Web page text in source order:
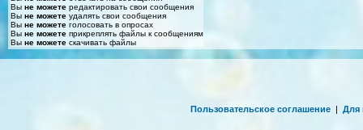
Вы не можете редактировать свои сообщения
Вы не можете удалять свои сообщения
Вы не можете голосовать в опросах
Вы не можете прикреплять файлы к сообщениям
Вы не можете скачивать файлы
Пользовательское соглашение | Для